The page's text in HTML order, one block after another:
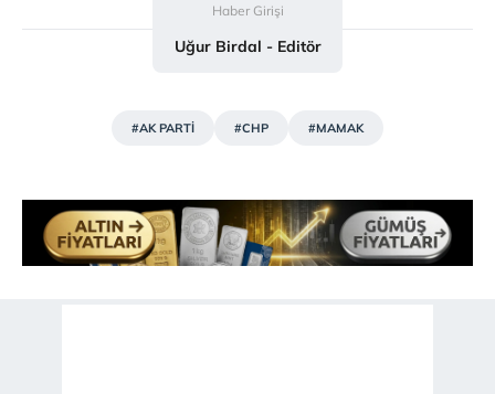
Haber Girişi
Uğur Birdal - Editör
#AK PARTİ #CHP #MAMAK